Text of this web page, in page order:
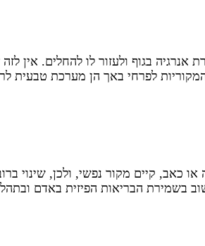
בגוף ולעזור לו להחלים. אין
המקוריות לפרחי באך הן מערכת טבעית
קיים מקור נפשי, ולכן, שינוי